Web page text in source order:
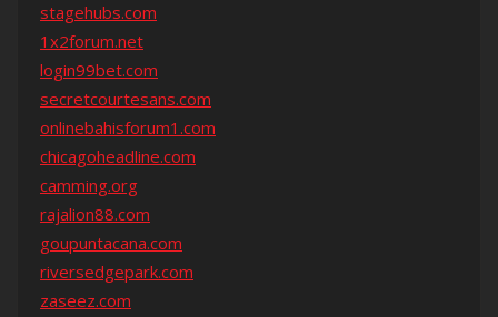
stagehubs.com
1x2forum.net
login99bet.com
secretcourtesans.com
onlinebahisforum1.com
chicagoheadline.com
camming.org
rajalion88.com
goupuntacana.com
riversedgepark.com
zaseez.com